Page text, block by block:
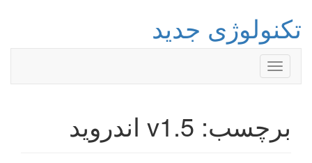
تکنولوژی جدید
Toggle
navigation
برچسب: v1.5 اندروید